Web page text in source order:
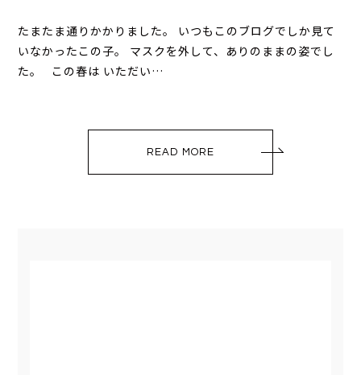
たまたま通りかかりました。 いつもこのブログでしか見て
いなかったこの子。 マスクを外して、ありのままの姿でし
た。 この春は いただい…
READ MORE